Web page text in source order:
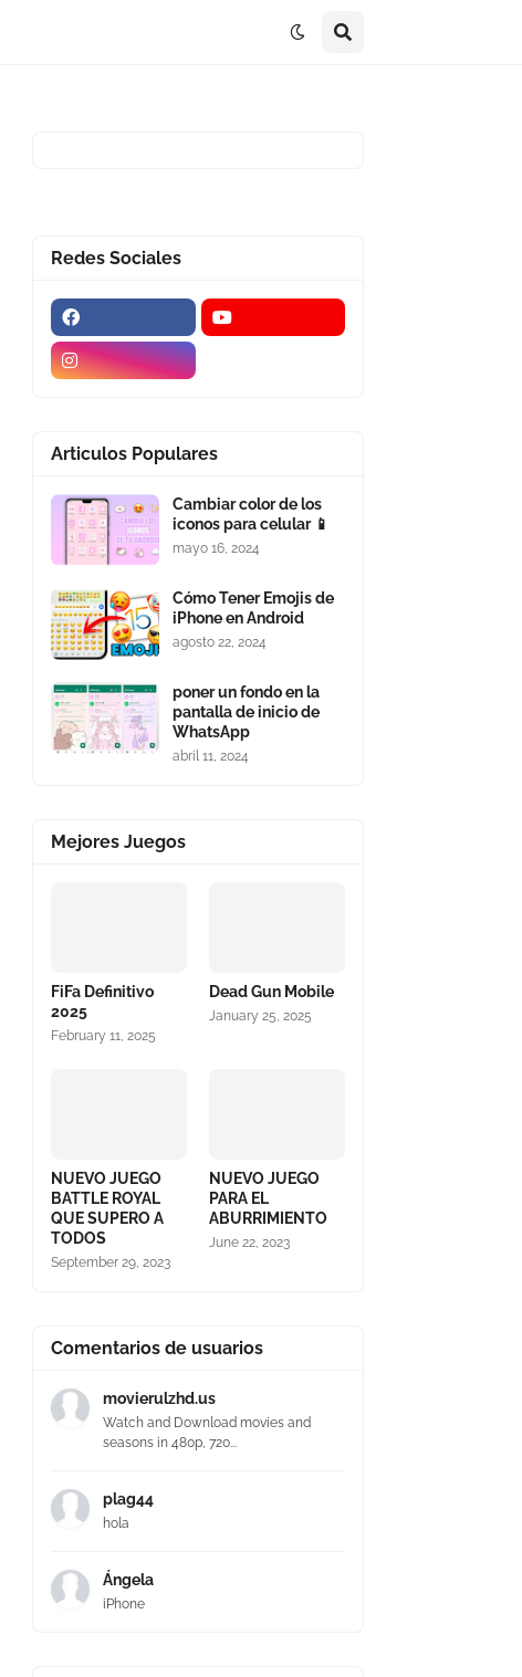
Redes Sociales
Articulos Populares
Cambiar color de los
iconos para celular 📱
mayo 16, 2024
Cómo Tener Emojis de
iPhone en Android
agosto 22, 2024
poner un fondo en la
pantalla de inicio de
WhatsApp
abril 11, 2024
Mejores Juegos
FiFa Definitivo
2025
February 11, 2025
Dead Gun Mobile
January 25, 2025
NUEVO JUEGO
BATTLE ROYAL
QUE SUPERO A
TODOS
September 29, 2023
NUEVO JUEGO
PARA EL
ABURRIMIENTO
June 22, 2023
Comentarios de usuarios
movierulzhd.us
Watch and Download movies and
seasons in 480p, 720...
plag44
hola
Ángela
iPhone